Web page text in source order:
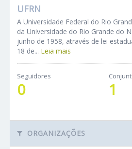
UFRN
A Universidade Federal do Rio
da Universidade do Rio Grande do
junho de 1958, através de lei
18 de... Leia mais
Seguidores
0 1
ORGANIZAÇÕES